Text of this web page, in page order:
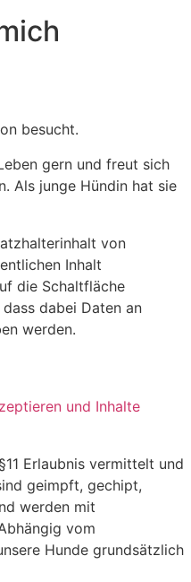
besucht.
gern und freut sich
Als junge Hündin hat sie
von
Inhalt
die Schaltfläche
dabei Daten an
werden.
und Inhalte
Erlaubnis vermittelt und
geimpft, gechipt,
werden mit
vom
Hunde grundsätzlich